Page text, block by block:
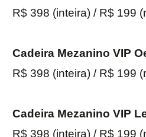
R$ 398 (inteira) / R$ 199
Cadeira Mezanino VIP
R$ 398 (inteira) / R$ 199
Cadeira Mezanino VIP
R$ 398 (inteira) / R$ 199